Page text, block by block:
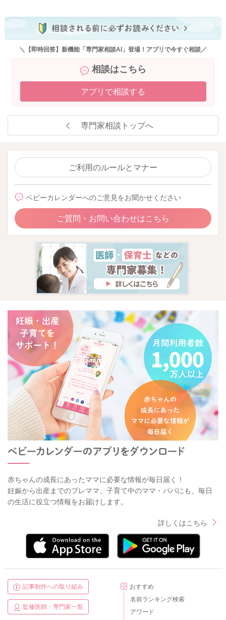
＼【即時回答】新機能「専門家相談AI」登場！アプリで今すぐ相談／
相談はこちら
アプリで相談する
専門家相談トップへ
ご利用のルールとマナー
ベビーカレンダーへのご意見をお聞かせください
ご質問・お問い合わせはこちら
赤ちゃんの成長にあったママに必要な情報が毎日届く！
妊娠から出産までのプレママ、子育て中のママ・パパにも、毎日
の生活に役立つ情報をお届けします。
詳しくはこちら
記事制作への取り組み
監修医師・専門家一覧
おすすめ
名前ランキング検索
アワード